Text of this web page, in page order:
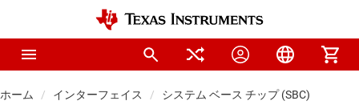
ホーム インターフェイス システム ベース チップ (SBC)